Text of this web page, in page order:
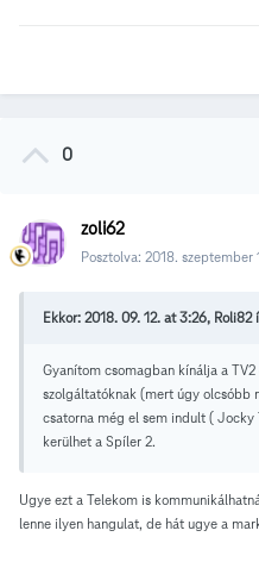
0
zoli62
Posztolva: 2018. szeptember
Ekkor: 2018. 09. 12. at 3:26, Roli82
Gyanítom csomagban kínálja a
szolgáltatóknak (mert úgy olcsóbb
csatorna még el sem indult (
kerülhet a Spíler 2.
Ugye ezt a Telekom is
lenne ilyen hangulat, de hát ugye a